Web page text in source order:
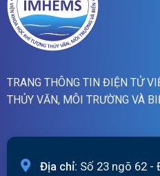
TRANG THÔNG TIN ĐIỆN TỬ
THỦY VĂN, MÔI TRƯỜNG VÀ
Địa chỉ: Số 23 ngõ 62 -